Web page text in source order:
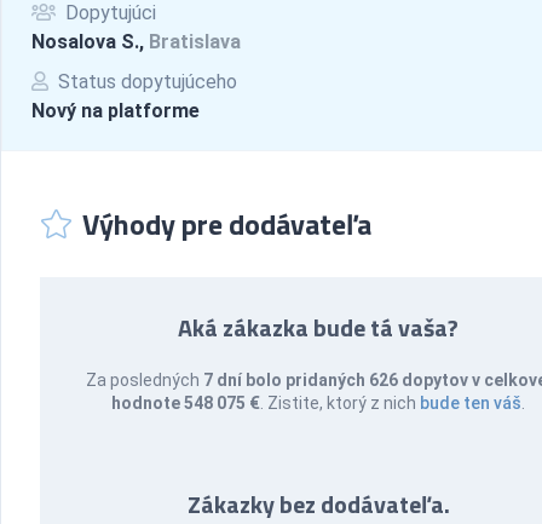
Dopytujúci
Nosalova S., Bratislava
Status dopytujúceho
Nový na platforme
Výhody pre dodávateľa
Aká zákazka bude tá vaša?
Za posledných 7 dní bolo pridaných 626 dopytov v
hodnote 548 075 € . Zistite, ktorý z nich bude ten váš
Zákazky bez dodávateľa.